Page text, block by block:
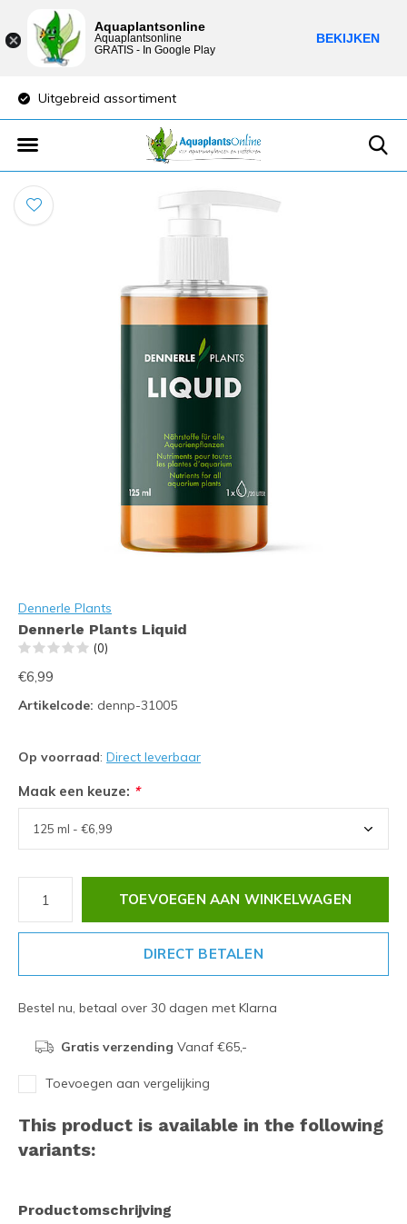
Uitgebreid assortiment
Dennerle Plants
Dennerle Plants Liquid
(0)
€6,99
Artikelcode: dennp-31005
Op voorraad: Direct leverbaar
Maak een keuze: *
TOEVOEGEN AAN WINKELWAGEN
DIRECT BETALEN
Bestel nu, betaal over 30 dagen met Klarna
Gratis verzending Vanaf €65,-
Toevoegen aan vergelijking
This product is available in the following
variants:
Productomschrijving
Aquaplantsonline
Aquaplantsonline
GRATIS - In Google Play
BEKIJKEN